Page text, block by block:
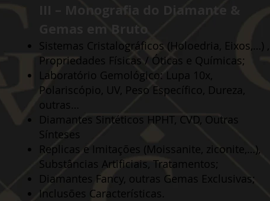
III – Monografia do Diamante &
Gemas em Bruto
Sistemas Cristalográficos (Holoedria, Eixos,…) ,
Propriedades Físicas / Óticas e Químicas;
Laboratório Gemológico: Lupa 10x,
Polariscópio, UV, Peso Específico, Dureza,
outras…
Diamantes Sintéticos HPHT, CVD, Outras
Sínteses
Replicas e Imitações (Moissanite, ziconite,…),
Substâncias Artificiais, Tratamentos;
Diamantes Fancy, outras Gemas Exclusivas;
Inclusões Características.